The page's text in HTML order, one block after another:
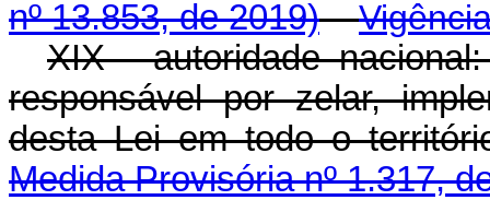
nº 13.853, de 2019)
XIX - autoridade
responsável por zelar,
desta Lei em todo o
Medida Provisória nº 1.317,